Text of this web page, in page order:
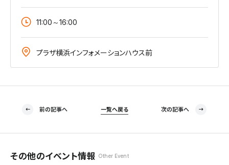
11:00～16:00
プラザ横浜インフォメーションハウス前
前の記事へ 一覧へ戻る 次の記事へ
その他のイベント情報 Other Event